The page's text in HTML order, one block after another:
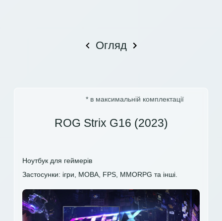
Огляд
* в максимальній комплектації
ROG Strix G16 (2023)
Ноутбук для геймерів
Застосунки: ігри, MOBA, FPS, MMORPG та інші.